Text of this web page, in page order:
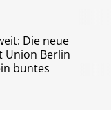
Die neue
Union Berlin
buntes
und mit der
findet.